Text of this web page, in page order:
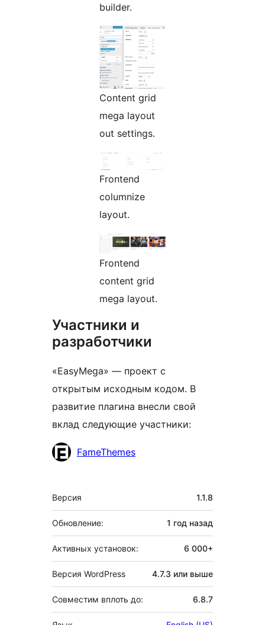
builder.
Content grid
mega layout
out settings.
Frontend
columnize
layout.
Frontend
content grid
mega layout.
Участники и
разработчики
«EasyMega» — проект с
открытым исходным кодом. В
развитие плагина внесли свой
вклад следующие участники:
УчастникиFameThemes
Мета
Версия 1.1.8
Обновление: 1 год назад
Активных установок: 6 000+
Версия WordPress 4.7.3 или выше
Совместим вплоть до: 6.8.7